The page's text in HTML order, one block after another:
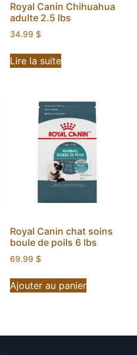
Royal Canin Chihuahua
adulte 2.5 lbs
34.99 $
Lire la suite
Royal Canin chat soins
boule de poils 6 lbs
69.99 $
Ajouter au panier